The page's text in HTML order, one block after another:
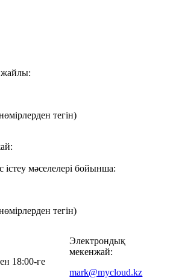
жайлы:
тегін)
мәселелері бойынша:
тегін)
18:00-ге
Электрондық
мекенжай:
mark@mycloud.kz